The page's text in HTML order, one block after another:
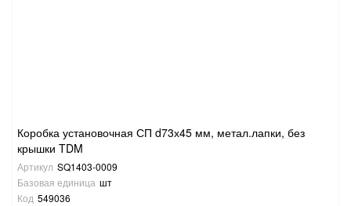
Коробка установочная СП d73х45 мм, метал.лапки, без
крышки TDM
Артикул SQ1403-0009
Базовая единица шт
Код 549036